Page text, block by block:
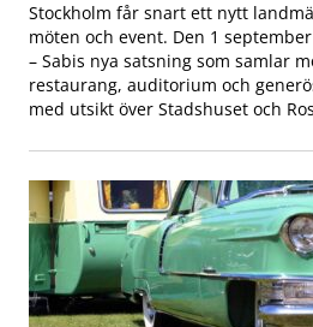
Stockholm får snart ett nytt
möten och event. Den 1
– Sabis nya satsning som samlar
restaurang, auditorium och
med utsikt över Stadshuset och